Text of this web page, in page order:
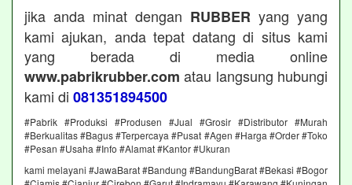
jika anda minat dengan RUBBER yang yang
kami ajukan, anda tepat datang di situs kami
yang berada di media online
www.pabrikrubber.com atau langsung hubungi
kami di 081351894500
#Pabrik #Produksi #Produsen #Jual #Grosir #Distributor #Murah
#Berkualitas #Bagus #Terpercaya #Pusat #Agen #Harga #Order #Toko
#Pesan #Usaha #Info #Alamat #Kantor #Ukuran
kami melayani #JawaBarat #Bandung #BandungBarat #Bekasi #Bogor